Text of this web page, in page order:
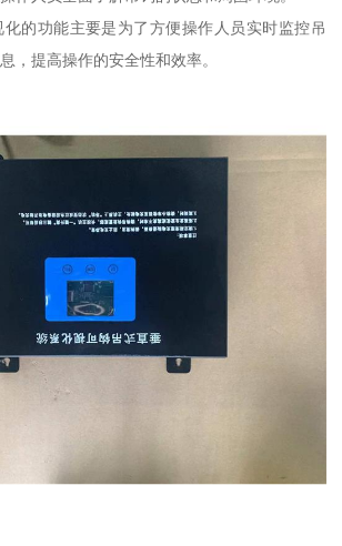
的功能主要是为了方便操作人员实时监控吊
，提高操作的安全性和效率。